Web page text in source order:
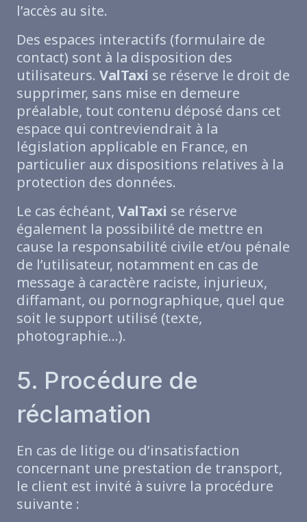
l’accès au site.
Des espaces interactifs (formulaire de
contact) sont à la disposition des
utilisateurs. ValTaxi se réserve le droit de
supprimer, sans mise en demeure
préalable, tout contenu déposé dans cet
espace qui contreviendrait à la
législation applicable en France, en
particulier aux dispositions relatives à la
protection des données.
Le cas échéant, ValTaxi se réserve
également la possibilité de mettre en
cause la responsabilité civile et/ou pénale
de l’utilisateur, notamment en cas de
message à caractère raciste, injurieux,
diffamant, ou pornographique, quel que
soit le support utilisé (texte,
photographie…).
5. Procédure de
réclamation
En cas de litige ou d’insatisfaction
concernant une prestation de transport,
le client est invité à suivre la procédure
suivante :